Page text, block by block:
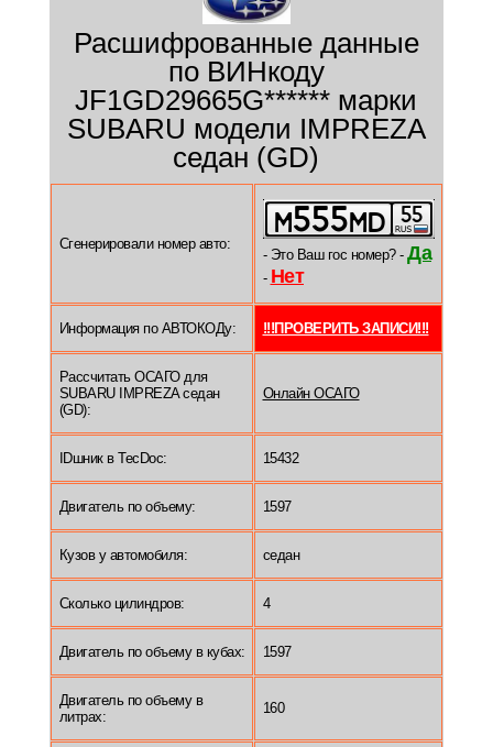
Расшифрованные данные
по ВИНкоду
JF1GD29665G****** марки
SUBARU модели IMPREZA
седан (GD)
Сгенерировали номер авто:
- Это Ваш гос номер? - Да
- Нет
Информация по АВТОКОДу: !!!ПРОВЕРИТЬ ЗАПИСИ!!!
Рассчитать ОСАГО для
SUBARU IMPREZA седан
(GD):
Онлайн ОСАГО
IDшник в TecDoc: 15432
Двигатель по объему: 1597
Кузов у автомобиля: седан
Сколько цилиндров: 4
Двигатель по объему в кубах: 1597
Двигатель по объему в
литрах:
160